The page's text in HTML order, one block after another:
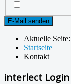
E-Mail senden
Aktuelle Seite:
Startseite
Kontakt
interlect Login